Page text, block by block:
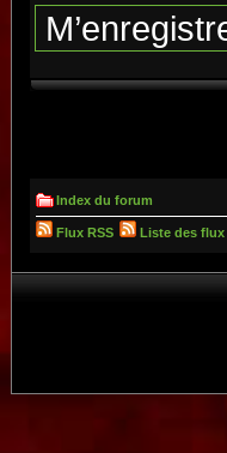
Index du forum
Flux RSS Liste des flux